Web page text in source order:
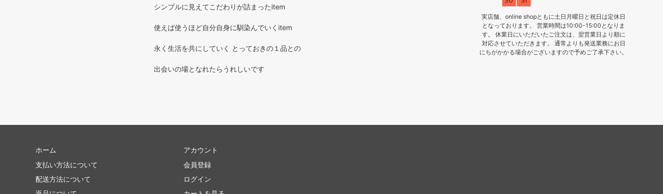
シンプルに見えてこだわりが詰まったitem
使えば使うほど自分自身に馴染んでいくitem
永く生活を共にしていく とっておきの１品との
出会いの場となれたらうれしいです
実店舗、online shopともに土日月曜日と祝日は定休日
となっております。 営業時間は10:00-15:00となりま
す。 休業日にいただいたご注文は、翌営業日より順に
対応させていただきます。 通常よりも発送業務にお日
にちがかかる場合がございますので予めご了承下さい。
ホーム
支払い方法について
配送方法について
アカウント
会員登録
ログイン